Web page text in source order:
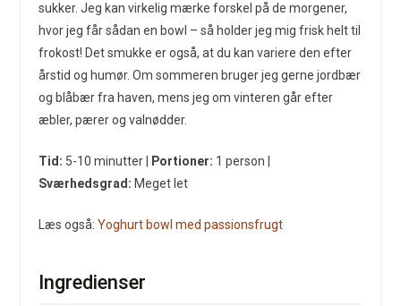
sukker. Jeg kan virkelig mærke forskel på de morgener,
hvor jeg får sådan en bowl – så holder jeg mig frisk helt til
frokost! Det smukke er også, at du kan variere den efter
årstid og humør. Om sommeren bruger jeg gerne jordbær
og blåbær fra haven, mens jeg om vinteren går efter
æbler, pærer og valnødder.
Tid: 5-10 minutter | Portioner: 1 person |
Sværhedsgrad: Meget let
Læs også: Yoghurt bowl med passionsfrugt
Ingredienser